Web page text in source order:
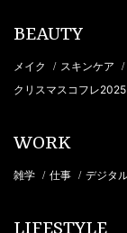
BEAUTY
メイク / スキンケア /
クリスマスコフレ2025
WORK
雑学 / 仕事 / デジタ